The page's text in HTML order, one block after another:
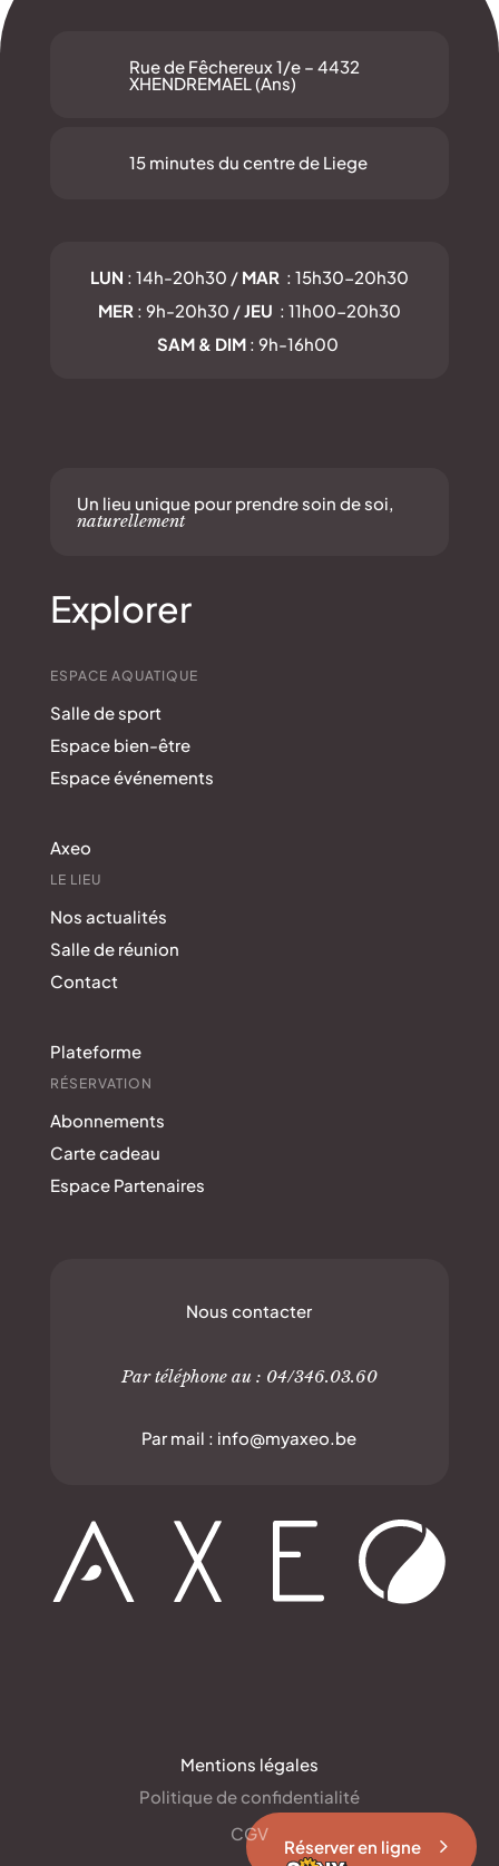
Rue de Fêchereux 1/e – 4432
XHENDREMAEL (Ans)
15 minutes du centre de Liege
LUN : 14h-20h30 / MAR : 15h30-20h30
MER : 9h-20h30 /JEU : 11h00-20h30
SAM & DIM: 9h-16h00
Un lieu unique pour prendre soin de soi,
naturellement
Explorer
ESPACE AQUATIQUE
Salle de sport
Espace bien-être
Espace événements
Axeo
LE LIEU
Nos actualités
Salle de réunion
Contact
Plateforme
RÉSERVATION
Abonnements
Carte cadeau
Espace Partenaires
Nous contacter
Par téléphone au : 04/346.03.60
Par mail : info@myaxeo.be
Réserver en ligne
Mentions légales
Politique de confidentialité
CGV